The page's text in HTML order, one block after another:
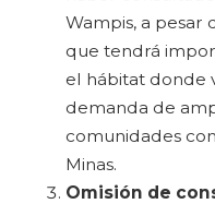
Wampis, a pesar
que tendrá
el hábitat donde
demanda de
comunidades
Minas.
Omisión de